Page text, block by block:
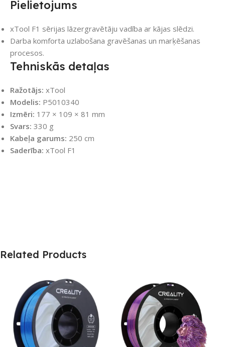
Pielietojums
xTool F1 sērijas lāzergravētāju vadība ar kājas slēdzi.
Darba komforta uzlabošana gravēšanas un marķēšanas
procesos.
Tehniskās detaļas
Ražotājs: xTool
Modelis: P5010340
Izmēri: 177 × 109 × 81 mm
Svars: 330 g
Kabeļa garums: 250 cm
Saderība: xTool F1
Related Products